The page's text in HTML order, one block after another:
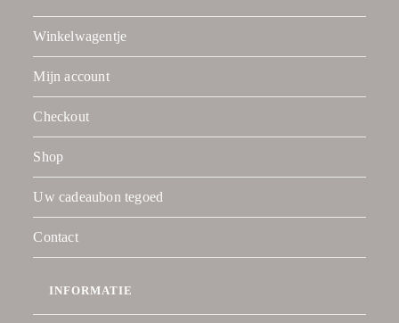
Winkelwagentje
Mijn account
Checkout
Shop
Uw cadeaubon tegoed
Contact
INFORMATIE